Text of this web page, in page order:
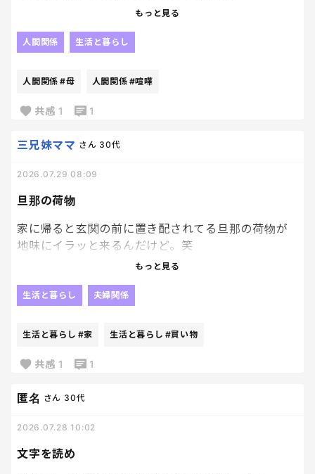
い。
こっちにも色々事情とか、気持ちとかあるのに。
もっと見る
人間関係 生活と暮らし
人間関係 #母 人間関係 #喧嘩
共感 1 1
旦那の荷物
三兄妹ママ さん 30代
2026.07.29 08:09
家に帰ると玄関の前に置き配されてる旦那の荷物が
地味にイラッと来るんだけど。笑
また届いているぞ！！と。笑
もっと見る
生活と暮らし 夫婦関係
生活と暮らし #家 生活と暮らし #買い物
共感 1 1
文字を読め
匿名 さん 30代
2026.07.28 10:02